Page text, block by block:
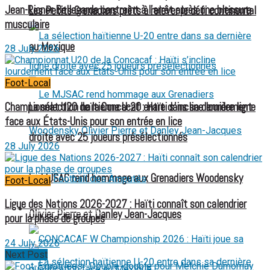
Les Petits Grenadiers prêts à relever le défi continental
au Mexique
Le MJSAC rend hommage aux Grenadiers Woodensky
Olivier Pierre et Danley Jean-Jacques
La sélection haïtienne U-20 entre dans sa dernière ligne
droite avec 25 joueurs présélectionnés
Football des Amputés
FOOTBALL FÉMININ
Jean-Ricner Bellegarde contraint à l’arrêt après une blessure
musculaire
28 July 2026
Foot-Local
Championnat U20 de la Concacaf : Haïti s’incline lourdement
face aux États-Unis pour son entrée en lice
28 July 2026
Foot-Local
Ligue des Nations 2026-2027 : Haïti connaît son calendrier
pour la phase de groupes
24 July 2026
Next Post